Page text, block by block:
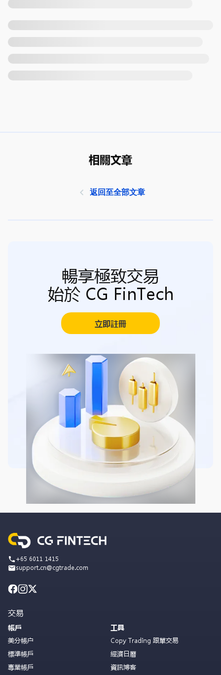
相關文章
返回至全部文章
暢享極致交易
始於 CG FinTech
立即註冊
+65 6011 1415
support.cn@cgtrade.com
交易
帳戶
美分帳户
標準帳戶
專業帳戶
工具
Copy Trading 跟單交易
經濟日曆
資訊博客